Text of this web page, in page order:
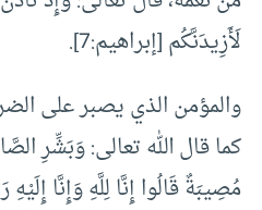
لَأَزِيدَنَّكُم [إبراهيم:7].
والمؤمن الذي يصبر على
كما قال الله تعالى: وَبَشِّرِ
مُصِيبَةٌ قَالُوا إِنَّا لِلَّهِ وَإِنَّا